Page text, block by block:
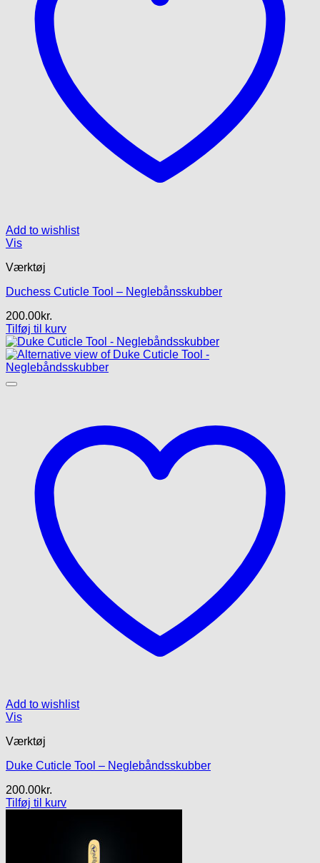
Add to wishlist
Vis
Værktøj
Duchess Cuticle Tool – Neglebånsskubber
200.00kr.
Tilføj til kurv
Add to wishlist
Vis
Værktøj
Duke Cuticle Tool – Neglebåndsskubber
200.00kr.
Tilføj til kurv